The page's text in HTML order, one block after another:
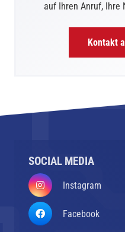
auf Ihren Anruf, Ihre
Kontakt
SOCIAL MEDIA
Instagram
Facebook